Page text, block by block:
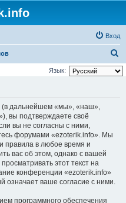
Вход
о
Язык:
(в дальнейшем «мы», «наш»,
вы подтверждаете своё
вы не согласны с ними,
форумами «ezoterik.info». Мы
правила в любое время и
вас об этом, однако с вашей
этот текст на
конференции «ezoterik.info»
означает ваше согласие с ними.
программного обеспечения